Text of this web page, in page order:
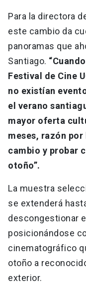
Para la directora
este cambio da
panoramas que
Santiago.
Festival de Cine
no existían
el verano
mayor oferta
meses, razón
cambio y probar
otoño”.
La muestra
se extenderá
descongestionar
posicionándose
cinematográfico
otoño a
exterior.